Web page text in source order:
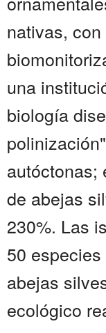
nativas,
una
biología
autóctonas;
de abejas
230%. Las
50
abejas
ecológico